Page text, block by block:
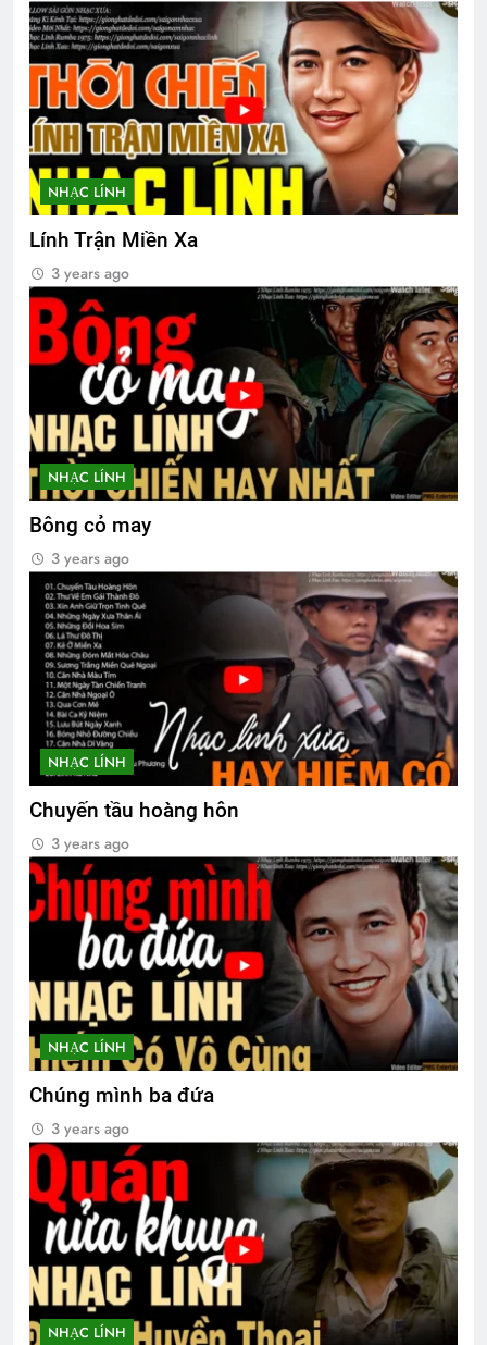
NHẠC LÍNH
Lính Trận Miền Xa
3 years ago
NHẠC LÍNH
Bông cỏ may
3 years ago
NHẠC LÍNH
Chuyến tầu hoàng hôn
3 years ago
NHẠC LÍNH
Chúng mình ba đứa
3 years ago
NHẠC LÍNH